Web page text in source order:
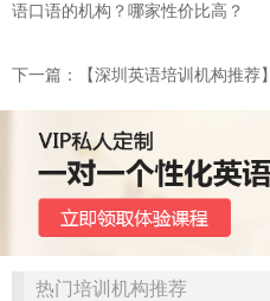
语口语的机构？哪家性价比高？
下一篇：​【深圳英语培训机构推荐
热门培训机构推荐